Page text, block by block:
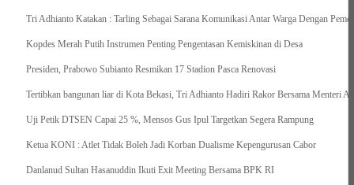
Tri Adhianto Katakan : Tarling Sebagai Sarana Komunikasi Antar Warga Dengan
Kopdes Merah Putih Instrumen Penting Pengentasan Kemiskinan di Desa
Presiden, Prabowo Subianto Resmikan 17 Stadion Pasca Renovasi
Tertibkan bangunan liar di Kota Bekasi, Tri Adhianto Hadiri Rakor Bersama Menteri
Uji Petik DTSEN Capai 25 %, Mensos Gus Ipul Targetkan Segera Rampung
Ketua KONI : Atlet Tidak Boleh Jadi Korban Dualisme Kepengurusan Cabor
Danlanud Sultan Hasanuddin Ikuti Exit Meeting Bersama BPK RI